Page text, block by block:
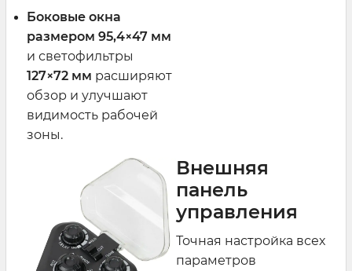
Боковые окна
размером 95,4×47 мм
и светофильтры
127×72 мм расширяют
обзор и улучшают
видимость рабочей
зоны.
Внешняя
панель
управления
Точная настройка всех
параметров